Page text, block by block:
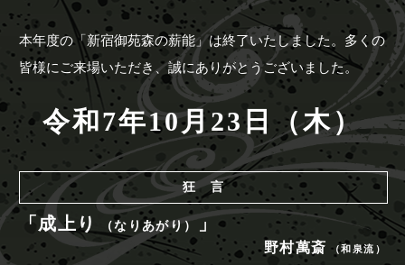
本年度の「新宿御苑森の薪能」は終了いたしました。 多くの
皆様にご来場いただき、誠にありがとうございました。
令和7年10月23日（木）
狂 言
「成上り （なりあがり） 」
野村萬斎 （和泉流）